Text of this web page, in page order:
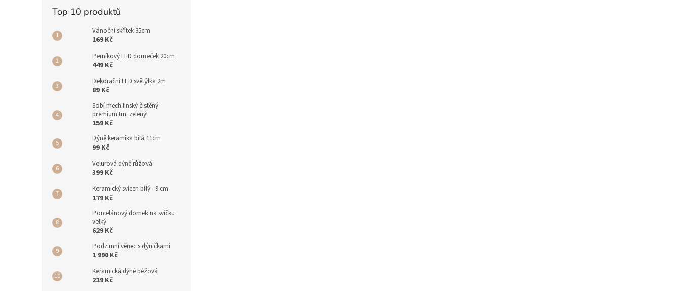
Top 10 produktů
Vánoční skřítek 35cm
169 Kč
Perníkový LED domeček 20cm
449 Kč
Dekorační LED světýlka 2m
89 Kč
Sobí mech finský čistěný
premium tm. zelený
159 Kč
Dýně keramika bílá 11cm
99 Kč
Velurová dýně růžová
399 Kč
Keramický svícen bílý - 9 cm
179 Kč
Porcelánový domek na svíčku
velký
629 Kč
Podzimní věnec s dýničkami
1 990 Kč
Keramická dýně béžová
219 Kč